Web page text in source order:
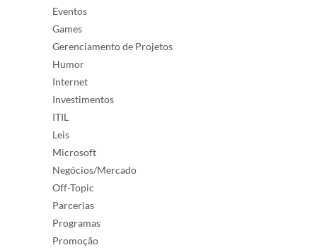
Eventos
Games
Gerenciamento de Projetos
Humor
Internet
Investimentos
ITIL
Leis
Microsoft
Negócios/Mercado
Off-Topic
Parcerias
Programas
Promoção